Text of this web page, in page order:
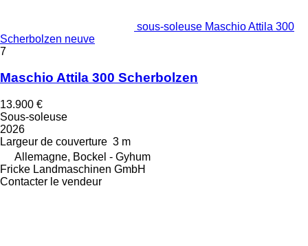
sous-soleuse Maschio Attila 300
Scherbolzen neuve
7
Maschio Attila 300 Scherbolzen
13.900 €
Sous-soleuse
2026
Largeur de couverture 3 m
Allemagne, Bockel - Gyhum
Fricke Landmaschinen GmbH
Contacter le vendeur